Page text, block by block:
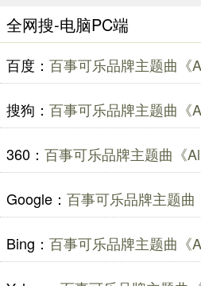
全网搜-电脑PC端
百度： 百事可乐品牌主题曲《
搜狗： 百事可乐品牌主题曲《
360： 百事可乐品牌主题曲《
Google： 百事可乐品牌主题
Bing： 百事可乐品牌主题曲《